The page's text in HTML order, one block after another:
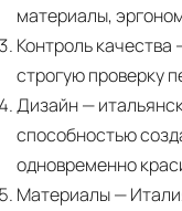
материалы,
Контроль качества
строгую проверку
Дизайн—
способностью
одновременно
Материалы—